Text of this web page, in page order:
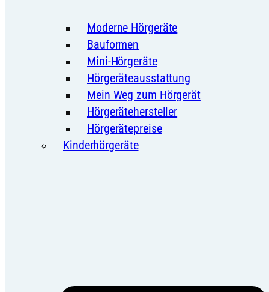
Moderne Hörgeräte
Bauformen
Mini-Hörgeräte
Hörgeräteausstattung
Mein Weg zum Hörgerät
Hörgerätehersteller
Hörgerätepreise
Kinderhörgeräte